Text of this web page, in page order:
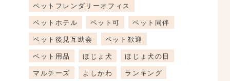
ペットフレンダリーオフィス
ペットホテル
ペット可
ペット同伴
ペット後見互助会
ペット歓迎
ペット用品
ほじょ犬
ほじょ犬の日
マルチーズ
よしかわ
ランキング